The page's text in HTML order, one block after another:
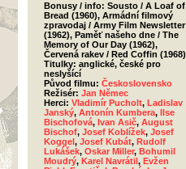
Bonusy / info: Sousto / A Loaf of
Bread (1960), Armádní filmový
zpravodaj / Army Film Newsletter
(1962), Paměť našeho dne / The
Memory of Our Day (1962),
Červená rakev / Red Coffin (1968)
Titulky: anglické, české pro
neslyšící
Původ filmu: Československo
Režisér: Jan Němec
Herci: Vladimír Pucholt, Ladislav
Janský, Antonín Kumbera, Ilse
Bischofová, Ivan Asič, August
Bischof, Josef Koblížek, Josef
Koggel, Josef Kubát, Rudolf
Lukášek, Oskar Miller, Bohumil
Moudrý, Karel Navrátil, Evžen